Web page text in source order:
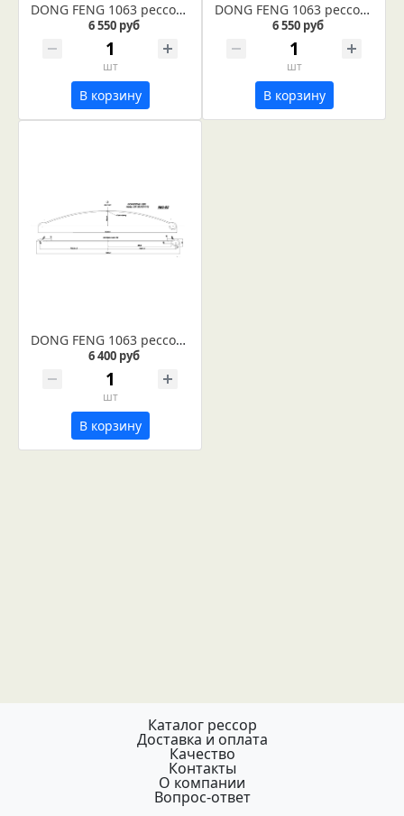
DONG FENG 1063 рессора задняя лист №2 (Арт. IR 03-03-02)
6 550 руб
шт
В корзину
DONG FENG 1063 рессора задняя лист №1 (Арт. IR 03-03-01)
6 550 руб
шт
В корзину
DONG FENG 1063 рессора передняя лист №2 (Арт. IR 03-02-02)
6 400 руб
шт
В корзину
Каталог рессор
Доставка и оплата
Качество
Контакты
О компании
Вопрос-ответ